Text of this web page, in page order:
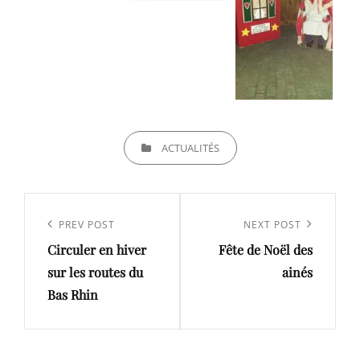
CATEGORIESACTUALITÉS
l’article
Previous
Post
PREV POST
Circuler en hiver
sur les routes du
Bas Rhin
Post
NEXT POST
Fête de Noël des
ainés